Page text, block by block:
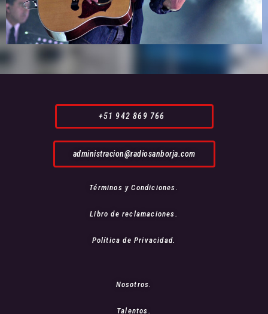
+51 942 869 766
administracion@radiosanborja.com
Términos y Condiciones.
Libro de reclamaciones.
Política de Privacidad.
Nosotros.
Talentos.